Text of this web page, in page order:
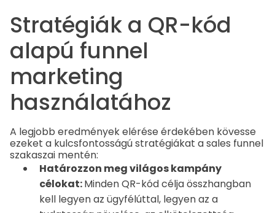
Stratégiák a QR-kód
alapú funnel
marketing
használatához
A legjobb eredmények elérése érdekében kövesse
ezeket a kulcsfontosságú stratégiákat a sales funnel
szakaszai mentén:
Határozzon meg világos kampány
célokat:Minden QR-kód célja összhangban
kell legyen az ügyfélúttal, legyen az a